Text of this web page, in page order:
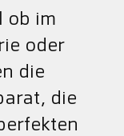
ob im
oder
die
die